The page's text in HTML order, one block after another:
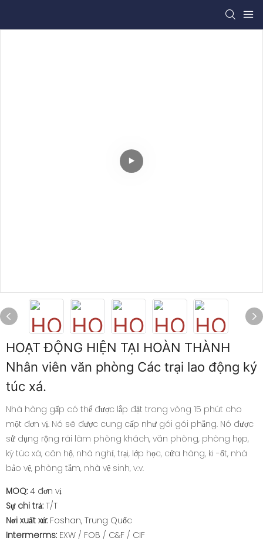
HOẠT ĐỘNG HIỆN TẠI HOÀN THÀNH
Nhân viên văn phòng Các trại lao động ký
túc xá.
Nhà hàng gấp có thể được lắp đặt trong vòng 15 phút cho
một đơn vị. Nó sẽ được cung cấp như gói gói phẳng. Nó được
sử dụng rộng rãi làm phòng khách, văn phòng, phòng họp,
ký túc xá, căn hộ, nhà nghỉ, trại, lớp học, cửa hàng, ki -ốt, nhà
bảo vệ, phòng tắm, nhà vệ sinh, v.v.
MOQ: 4 đơn vị
Sự chi trả: T/T
Nơi xuất xứ: Foshan, Trung Quốc
Intermerms: EXW / FOB / C&F / CIF